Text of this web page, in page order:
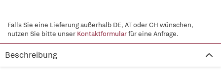
Falls Sie eine Lieferung außerhalb DE, AT oder CH wünschen,
nutzen Sie bitte unser Kontaktformularfür eine Anfrage.
Beschreibung